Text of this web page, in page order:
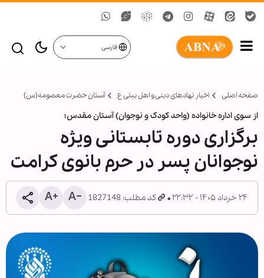
فارسی
صفحه اصلی اخبار نهادهای دینی و اهل بیتی ع آستان حضرت معصومه(س)
از سوی اداره خانواده (واحد کودک و نوجوان) آستان مقدس؛
برگزاری دوره تابستانی ویژه
نوجوانان پسر در حرم بانوی کرامت
۲۴ خرداد ۱۴۰۵ - ۲۲:۳۲ کد مطلب: 1827148